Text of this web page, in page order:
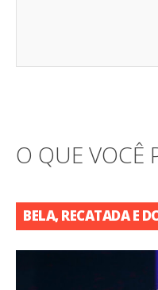
O QUE VOCÊ
BELA, RECATADA E